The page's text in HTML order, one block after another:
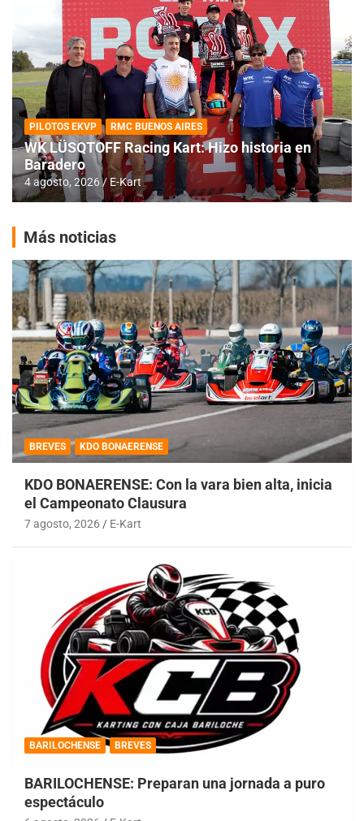
PILOTOS EKVP RMC BUENOS AIRES
WK LÜSQTOFF Racing Kart: Hizo historia en
Baradero
4 agosto, 2026 E-Kart
Más noticias
BREVES KDO BONAERENSE
KDO BONAERENSE: Con la vara bien alta, inicia
el Campeonato Clausura
7 agosto, 2026 E-Kart
BARILOCHENSE BREVES
BARILOCHENSE: Preparan una jornada a puro
espectáculo